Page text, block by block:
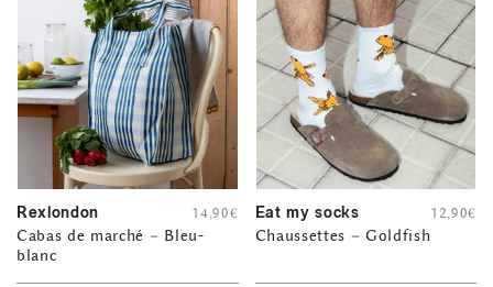
Rexlondon
Cabas de marché – Bleu-
blanc
14,90€ Eat my socks
Chaussettes – Goldfish
12,90€